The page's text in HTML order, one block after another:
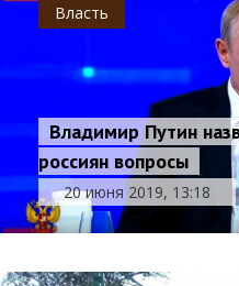
Власть
Владимир Путин
россиян вопросы
20 июня 2019, 13:18